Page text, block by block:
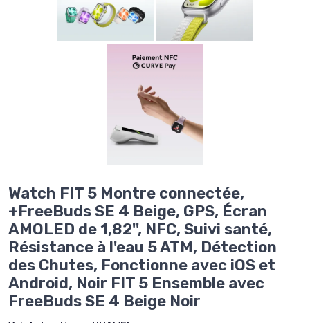
Watch FIT 5 Montre connectée,
+FreeBuds SE 4 Beige, GPS, Écran
AMOLED de 1,82'', NFC, Suivi santé,
Résistance à l'eau 5 ATM, Détection
des Chutes, Fonctionne avec iOS et
Android, Noir FIT 5 Ensemble avec
FreeBuds SE 4 Beige Noir